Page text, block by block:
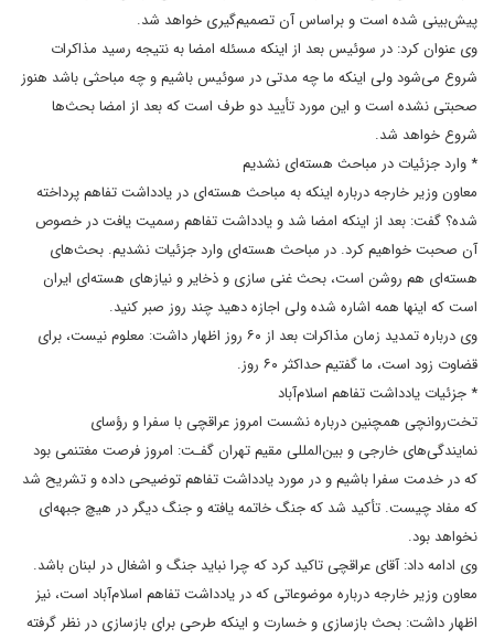
پیش‌بینی شده است و براساس آن تصمیم‌گیری خواهد شد.
وی عنوان کرد: در سوئیس بعد از اینکه مسئله امضا به نتیجه رسید مذاکرات
شروع می‌شود ولی اینکه ما چه مدتی در سوئیس باشیم و چه مباحثی باشد هنوز
صحبتی نشده است و این مورد تأیید دو طرف است که بعد از امضا بحث‌ها
شروع خواهد شد.
* وارد جزئیات در مباحث هسته‌ای نشدیم
معاون وزیر خارجه درباره اینکه به مباحث هسته‌ای در یادداشت تفاهم پرداخته
شده؟ گفت: بعد از اینکه امضا شد و یادداشت تفاهم رسمیت یافت در خصوص
آن صحبت خواهیم کرد. در مباحث هسته‌ای وارد جزئیات نشدیم. بحث‌های
هسته‌ای هم روشن است، بحث غنی سازی و ذخایر و نیازهای هسته‌ای ایران
است که اینها همه اشاره شده ولی اجازه دهید چند روز صبر کنید.
وی درباره تمدید زمان مذاکرات بعد از ۶۰ روز اظهار داشت: معلوم نیست، برای
قضاوت زود است، ما گفتیم حداکثر ۶۰ روز.
* جزئیات یادداشت تفاهم اسلام‌آباد
تخت‌روانچی همچنین درباره نشست امروز عراقچی با سفرا و رؤسای
نمایندگی‌های خارجی و بین‌المللی مقیم تهران گفـت: امروز فرصت مغتنمی بود
که در خدمت سفرا باشیم و در مورد یادداشت تفاهم توضیحی داده و تشریح شد
که مفاد چیست. تأکید شد که جنگ خاتمه یافته و جنگ دیگر در هیچ جبهه‌ای
نخواهد بود.
وی ادامه داد: آقای عراقچی تاکید کرد که چرا نباید جنگ و اشغال در لبنان باشد.
معاون وزیر خارجه درباره موضوعاتی که در یادداشت تفاهم اسلام‌آباد است، نیز
اظهار داشت: بحث بازسازی و خسارت و اینکه طرحی برای بازسازی در نظر گرفته